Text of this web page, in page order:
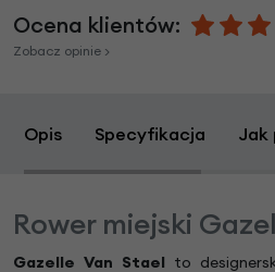
Ocena klientów:
Zobacz opinie >
Opis Specyfikacja Jak
Rower miejski
Gazelle Van Stael to